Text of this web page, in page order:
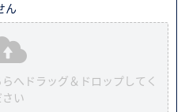
ん
へドラッグ＆ドロップしてく
さい